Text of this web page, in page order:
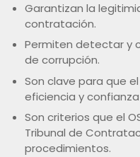
Garantizan la
contratación.
Permiten detectar y
de corrupción.
Son clave para que
eficiencia y
Son criterios que el
Tribunal de
procedimientos.